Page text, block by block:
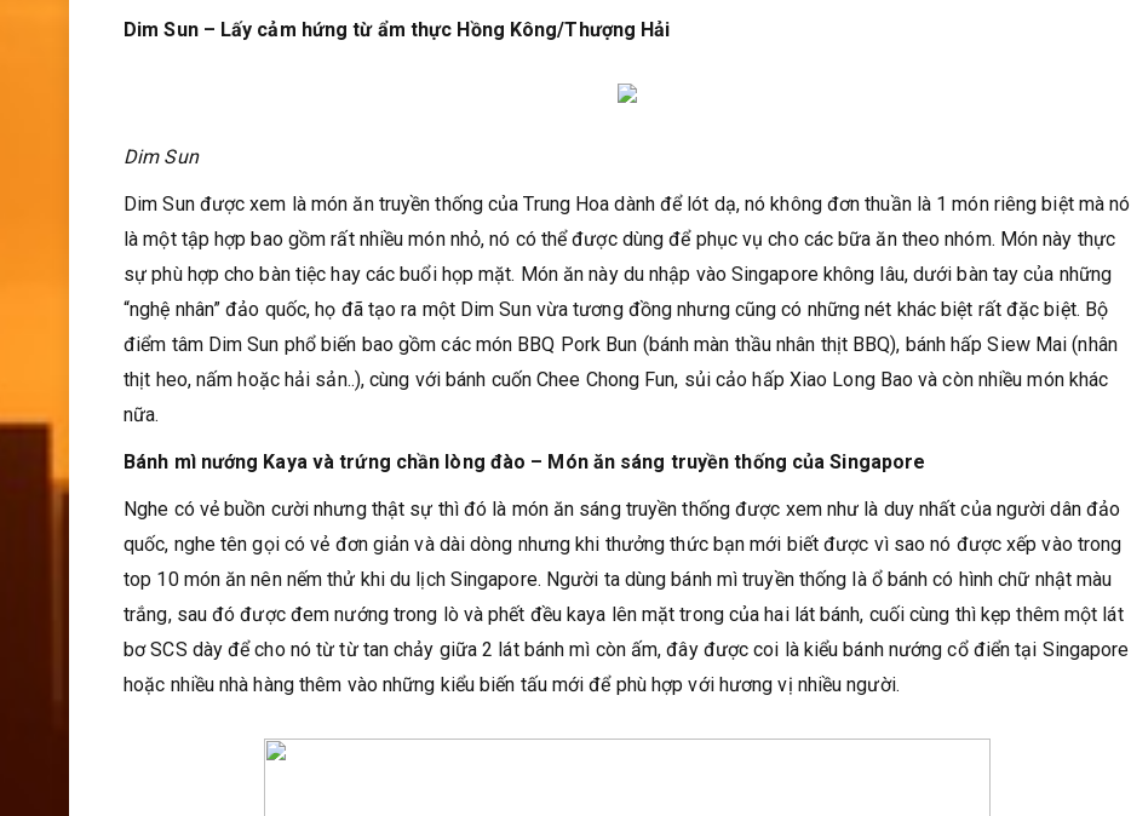
Dim Sun – Lấy cảm hứng từ ẩm thực Hồng Kông/Thượng Hải
Dim Sun
Dim Sun được xem là món ăn truyền thống của Trung Hoa dành để lót dạ, nó không đơn thuần là 1 món riêng biệt mà nó
là một tập hợp bao gồm rất nhiều món nhỏ, nó có thể được dùng để phục vụ cho các bữa ăn theo nhóm. Món này thực
sự phù hợp cho bàn tiệc hay các buổi họp mặt. Món ăn này du nhập vào Singapore không lâu, dưới bàn tay của những
“nghệ nhân” đảo quốc, họ đã tạo ra một Dim Sun vừa tương đồng nhưng cũng có những nét khác biệt rất đặc biệt. Bộ
điểm tâm Dim Sun phổ biến bao gồm các món BBQ Pork Bun (bánh màn thầu nhân thịt BBQ), bánh hấp Siew Mai (nhân
thịt heo, nấm hoặc hải sản..), cùng với bánh cuốn Chee Chong Fun, sủi cảo hấp Xiao Long Bao và còn nhiều món khác
nữa.
Bánh mì nướng Kaya và trứng chần lòng đào – Món ăn sáng truyền thống của Singapore
Nghe có vẻ buồn cười nhưng thật sự thì đó là món ăn sáng truyền thống được xem như là duy nhất của người dân đảo
quốc, nghe tên gọi có vẻ đơn giản và dài dòng nhưng khi thưởng thức bạn mới biết được vì sao nó được xếp vào trong
top 10 món ăn nên nếm thử khi du lịch Singapore. Người ta dùng bánh mì truyền thống là ổ bánh có hình chữ nhật màu
trắng, sau đó được đem nướng trong lò và phết đều kaya lên mặt trong của hai lát bánh, cuối cùng thì kẹp thêm một lát
bơ SCS dày để cho nó từ từ tan chảy giữa 2 lát bánh mì còn ấm, đây được coi là kiểu bánh nướng cổ điển tại Singapore
hoặc nhiều nhà hàng thêm vào những kiểu biến tấu mới để phù hợp với hương vị nhiều người.